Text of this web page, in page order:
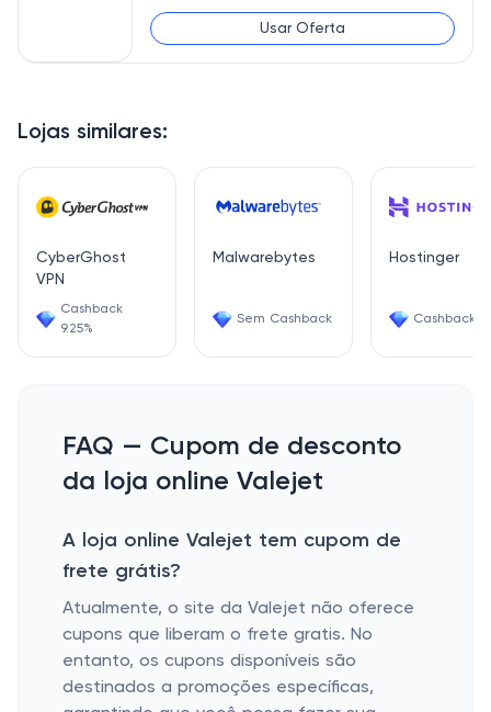
Lojas similares:
CyberGhost
VPN
Cashback
9.25%
Malwarebytes
Sem Cashback
Hostinger
Cashback
Usar Oferta
FAQ — Cupom de desconto
da loja online Valejet
A loja online Valejet tem cupom de
frete grátis?
Atualmente, o site da Valejet não oferece
cupons que liberam o frete gratis. No
entanto, os cupons disponíveis são
destinados a promoções específicas,